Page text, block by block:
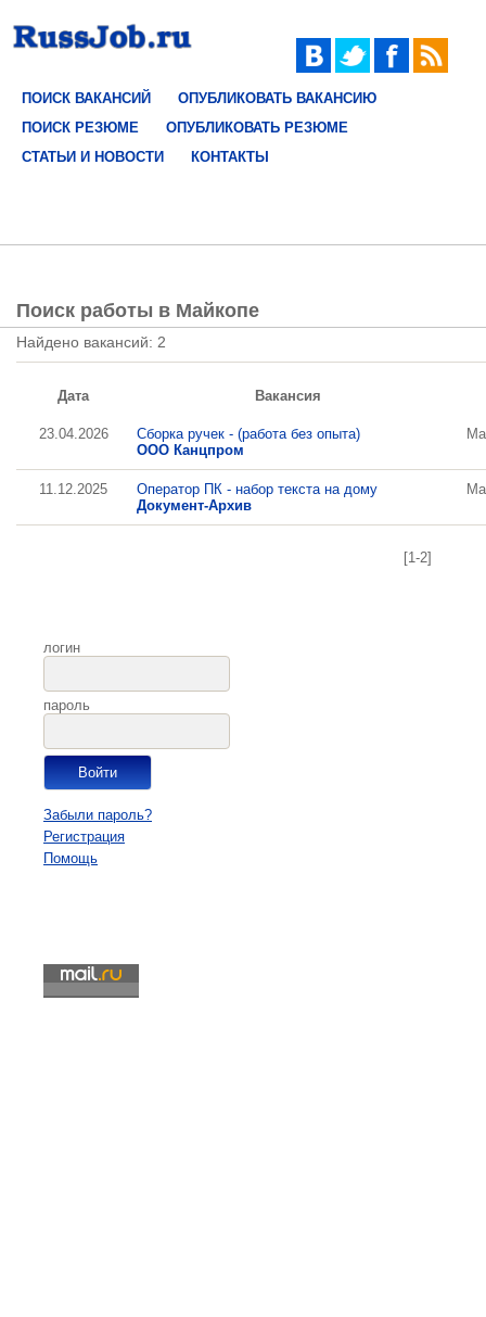
ПОИСК ВАКАНСИЙ
ОПУБЛИКОВАТЬ ВАКАНСИЮ
ПОИСК РЕЗЮМЕ
ОПУБЛИКОВАТЬ РЕЗЮМЕ
СТАТЬИ И НОВОСТИ
КОНТАКТЫ
Поиск работы в Майкопе
Найдено вакансий: 2
Дата Вакансия
23.04.2026
Сборка ручек - (работа без опыта)
ООО Канцпром
11.12.2025
Оператор ПК - набор текста на дому
Документ-Архив
[1-2]
логин
пароль
Забыли пароль?
Регистрация
Помощь